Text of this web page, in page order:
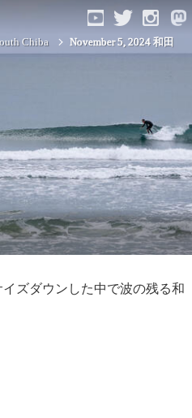
Chiba November 5, 2024 和田
ズダウンした中で波の残る和